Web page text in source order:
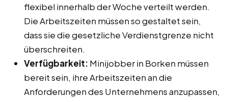
flexibel innerhalb der Woche verteilt werden.
Die Arbeitszeiten müssen so gestaltet sein,
dass sie die gesetzliche Verdienstgrenze nicht
überschreiten.
Verfügbarkeit: Minijobber in Borken müssen
bereit sein, ihre Arbeitszeiten an die
Anforderungen des Unternehmens anzupassen,